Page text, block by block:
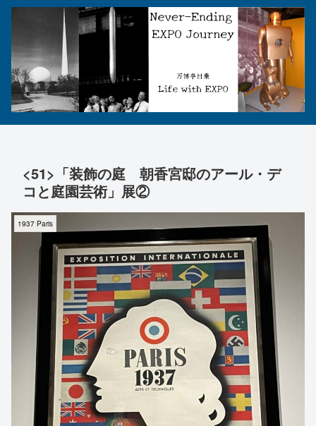
<51>「装飾の庭 朝香宮邸のアール・デ
コと庭園芸術」展②
1937 Paris